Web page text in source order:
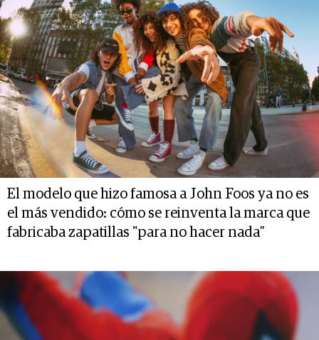
El modelo que hizo famosa a John Foos ya no es
el más vendido: cómo se reinventa la marca que
fabricaba zapatillas "para no hacer nada”